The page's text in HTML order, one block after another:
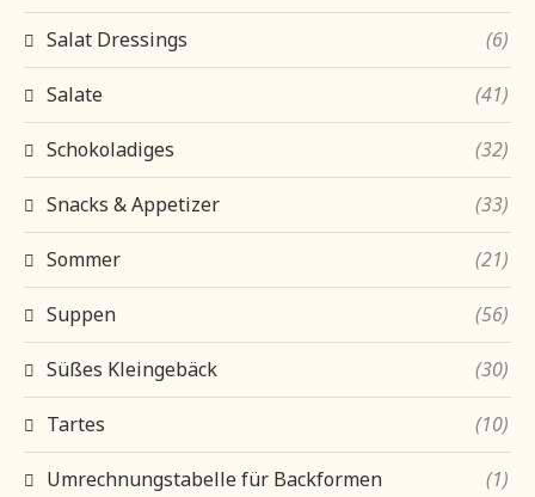
Salat Dressings (6)
Salate (41)
Schokoladiges (32)
Snacks & Appetizer (33)
Sommer (21)
Suppen (56)
Süßes Kleingebäck (30)
Tartes (10)
Umrechnungstabelle für Backformen (1)